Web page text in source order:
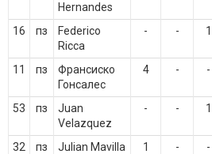
Hernandes
16 пз
Federico
Ricca
- - 1
11 пз
Франсиско
Гонсалес
4 - -
53 пз
Juan
Velazquez
- - 1
32 пз Julian Mavilla 1 - -